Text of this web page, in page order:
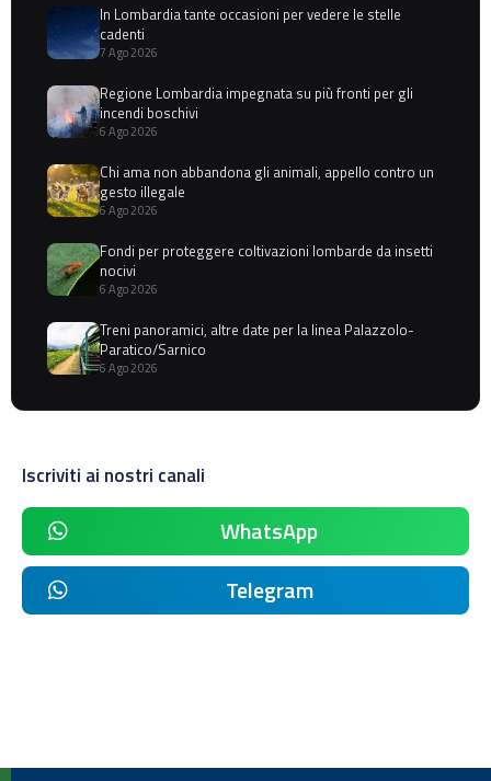
In Lombardia tante occasioni per vedere le stelle
cadenti
7 Ago 2026
Regione Lombardia impegnata su più fronti per gli
incendi boschivi
6 Ago 2026
Chi ama non abbandona gli animali, appello contro un
gesto illegale
6 Ago 2026
Fondi per proteggere coltivazioni lombarde da insetti
nocivi
6 Ago 2026
Treni panoramici, altre date per la linea Palazzolo-
Paratico/Sarnico
6 Ago 2026
Iscriviti ai nostri canali
WhatsApp
Telegram